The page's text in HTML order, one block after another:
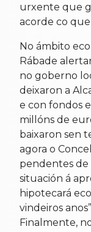
urxente que
acorde co
No ámbito
Rábade
no goberno
deixaron a
e con fondos
millóns de
baixaron sen
agora o
pendentes de
situación á
hipotecará
vindeiros
Finalmente,